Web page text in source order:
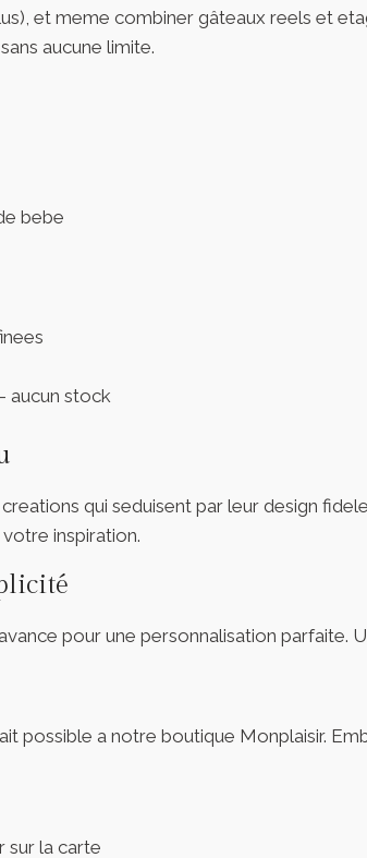
et meme combiner gâteaux reels et
aucune limite.
bebe
aucun stock
qui seduisent par leur design
inspiration.
pour une personnalisation parfaite.
possible a notre boutique Monplaisir.
sur la carte